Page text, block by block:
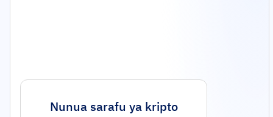
Nunua sarafu ya kripto